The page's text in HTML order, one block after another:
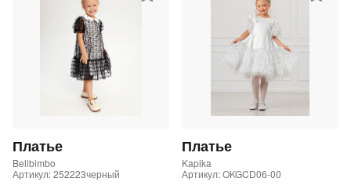
Платье
Bellbimbo
Артикул: 252223черный
Платье
Kapika
Артикул: OKGCD06-00